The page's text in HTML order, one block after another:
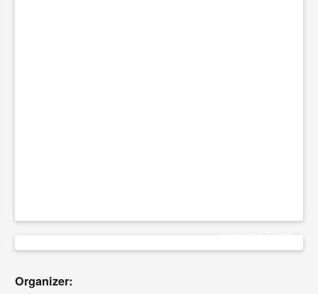
Organizer: